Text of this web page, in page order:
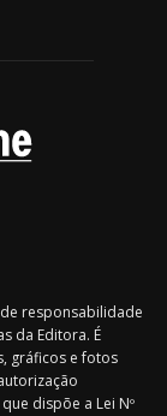
responsabilidade
da Editora. É
gráficos e fotos
dispõe a Lei Nº